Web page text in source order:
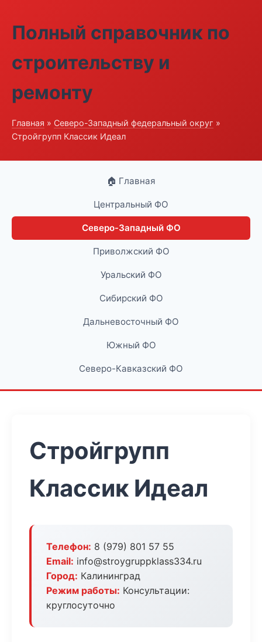
Полный справочник по
строительству и
ремонту
Главная » Северо-Западный федеральный округ »
Стройгрупп Классик Идеал
🏠 Главная
Центральный ФО
Северо-Западный ФО
Приволжский ФО
Уральский ФО
Сибирский ФО
Дальневосточный ФО
Южный ФО
Северо-Кавказский ФО
Стройгрупп
Классик Идеал
Телефон: 8 (979) 801 57 55
Email: info@stroygruppklass334.ru
Город: Калининград
Режим работы: Консультации:
круглосуточно